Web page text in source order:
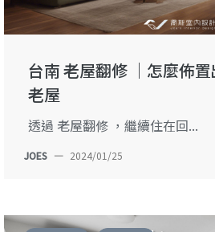
台南 老屋翻修 ｜怎麼佈
老屋
透過 老屋翻修 ，繼續住在回...
JOES — 2024/01/25